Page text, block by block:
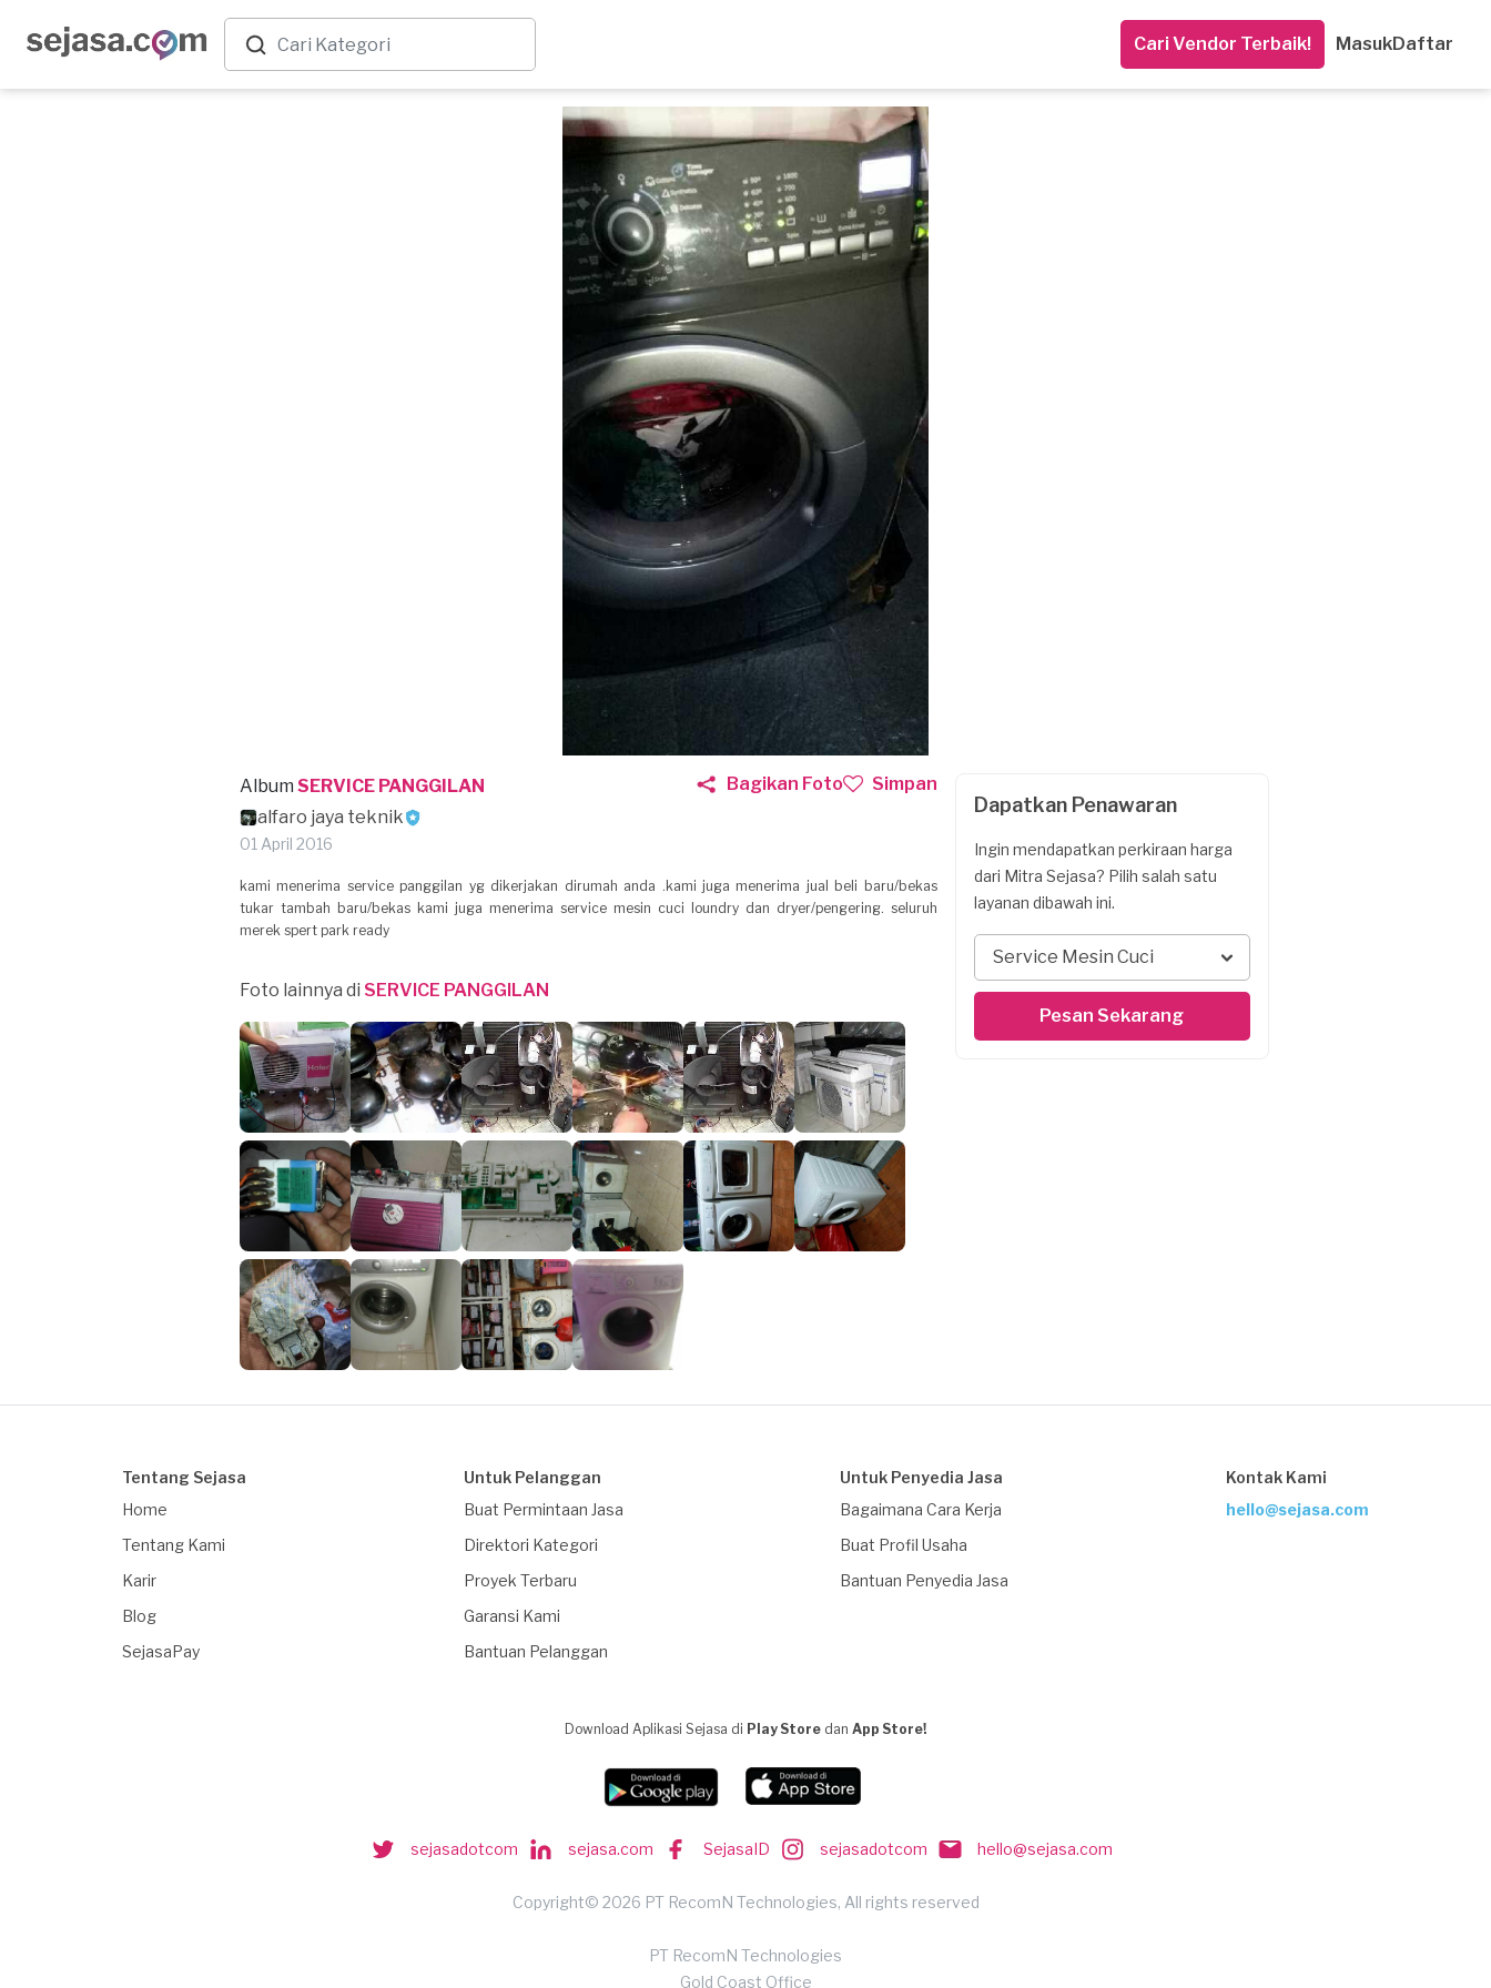
Cari Vendor Terbaik! MasukDaftar
Album SERVICE PANGGILAN
alfaro jaya teknik
01 April 2016
Bagikan Foto Simpan
kami menerima service panggilan yg dikerjakan dirumah anda .kami juga menerima jual beli baru/bekas
tukar tambah baru/bekas kami juga menerima service mesin cuci loundry dan dryer/pengering. seluruh
merek spert park ready
Foto lainnya di SERVICE PANGGILAN
Dapatkan Penawaran
Ingin mendapatkan perkiraan harga
dari Mitra Sejasa? Pilih salah satu
layanan dibawah ini.
Service Mesin Cuci
Pesan Sekarang
Tentang Sejasa
Home
Tentang Kami
Karir
Blog
SejasaPay
Untuk Pelanggan
Buat Permintaan Jasa
Direktori Kategori
Proyek Terbaru
Garansi Kami
Bantuan Pelanggan
Untuk Penyedia Jasa
Bagaimana Cara Kerja
Buat Profil Usaha
Bantuan Penyedia Jasa
Kontak Kami
hello@sejasa.com
Download Aplikasi Sejasa di Play Store dan App Store!
sejasadotcom sejasa.com SejasaID sejasadotcom hello@sejasa.com
Copyright© 2026 PT RecomN Technologies, All rights reserved
PT RecomN Technologies
Gold Coast Office